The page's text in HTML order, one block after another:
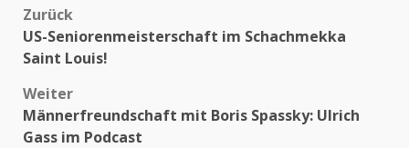
Beitragsnavigation
Zurück
US-Seniorenmeisterschaft im Schachmekka
Saint Louis!
Weiter
Männerfreundschaft mit Boris Spassky: Ulrich
Gass im Podcast